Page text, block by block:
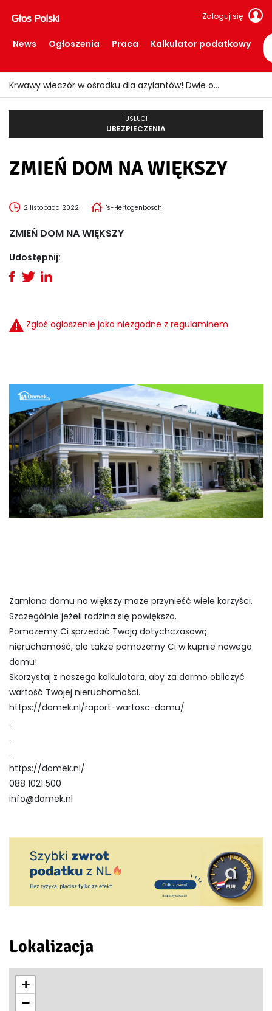
Zaloguj się
News Ogłoszenia Praca Kalkulator podatkowy
Krwawy wieczór w ośrodku dla azylantów! Dwie osoby ranne po ataku nożem
USŁUGI
UBEZPIECZENIA
ZMIEŃ DOM NA WIĘKSZY
2 listopada 2022 's-Hertogenbosch
ZMIEŃ DOM NA WIĘKSZY
Udostępnij:
Zgłoś ogłoszenie jako niezgodne z regulaminem
Zamiana domu na większy może przynieść wiele korzyści.
Szczególnie jeżeli rodzina się powiększa.
Pomożemy Ci sprzedać Twoją dotychczasową
nieruchomość, ale także pomożemy Ci w kupnie nowego
domu!
Skorzystaj z naszego kalkulatora, aby za darmo obliczyć
wartość Twojej nieruchomości.
https://domek.nl/raport-wartosc-domu/
.
.
.
https://domek.nl/
088 1021 500
info@domek.nl
Lokalizacja
+
−